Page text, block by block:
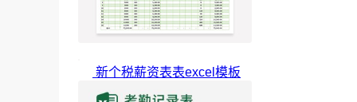
新个税薪资表表excel模板